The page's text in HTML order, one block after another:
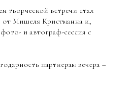
творческой встречи стал
от Мишеля Кристманна и,
и автограф-сессия с
партнерам вечера –